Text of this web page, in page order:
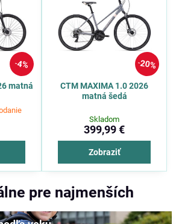
4%
matná
20%
CTM MAXIMA 1.0 2026
matná šedá
Skladom
399,99 €
Zobraziť
pre najmenších